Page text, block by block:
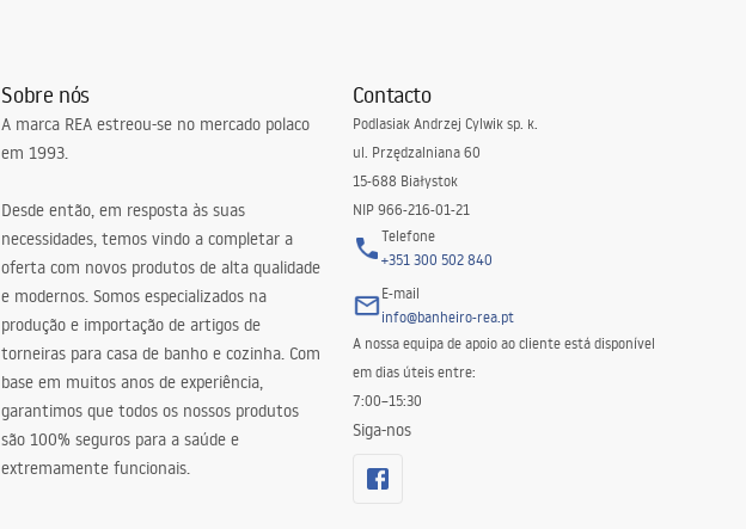
Sobre nós
A marca REA estreou-se no mercado polaco
em 1993.
Desde então, em resposta às suas
necessidades, temos vindo a completar a
oferta com novos produtos de alta qualidade
e modernos. Somos especializados na
produção e importação de artigos de
torneiras para casa de banho e cozinha. Com
base em muitos anos de experiência,
garantimos que todos os nossos produtos
são 100% seguros para a saúde e
extremamente funcionais.
Contacto
Podlasiak Andrzej Cylwik sp. k.
ul. Przędzalniana 60
15-688 Białystok
NIP 966-216-01-21
Telefone
+351 300 502 840
E-mail
info@banheiro-rea.pt
A nossa equipa de apoio ao cliente está disponível
em dias úteis entre:
7:00–15:30
Siga-nos